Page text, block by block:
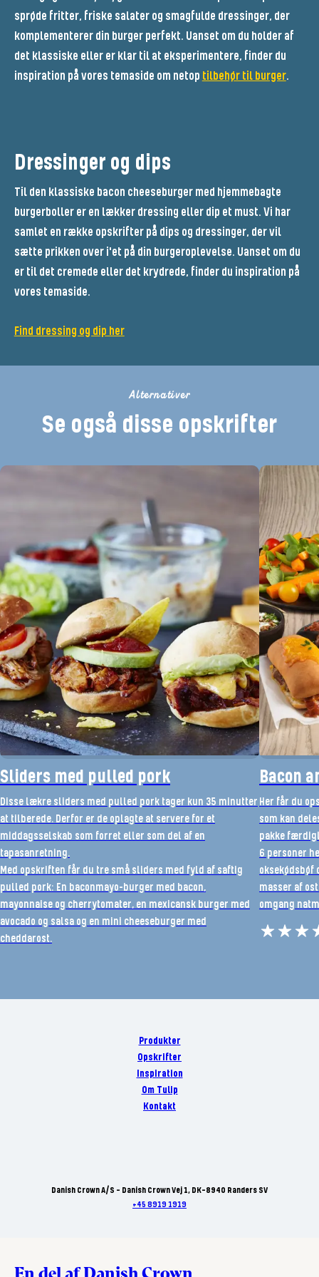
sprøde fritter, friske salater og smagfulde dressinger, der
komplementerer din burger perfekt. Uanset om du holder af
det klassiske eller er klar til at eksperimentere, finder du
inspiration på vores temaside om netop tilbehør til burger.
Dressinger og dips
Til den klassiske bacon cheeseburger med hjemmebagte
burgerboller er en lækker dressing eller dip et must. Vi har
samlet en række opskrifter på dips og dressinger, der vil
sætte prikken over i'et på din burgeroplevelse. Uanset om du
er til det cremede eller det krydrede, finder du inspiration på
vores temaside.
Find dressing og dip her
Alternativer
Se også disse opskrifter
Sliders med pulled pork
Disse lækre sliders med pulled pork tager kun 35 minutter
at tilberede. Derfor er de oplagte at servere for et
middagsselskab som forret eller som del af en
tapasanretning.
Med opskriften får du tre små sliders med fyld af saftig
pulled pork: En baconmayo-burger med bacon,
mayonnaise og cherrytomater, en mexicansk burger med
avocado og salsa og en mini cheeseburger med
cheddarost.
Bacon
Her får du
som kan
pakke
6 personer
oksekødsbøf
masser af
omgang
Produkter
Opskrifter
Inspiration
Om Tulip
Kontakt
Danish Crown A/S - Danish Crown Vej 1, DK-8940 Randers SV
+45 8919 1919
En del af Danish Crown